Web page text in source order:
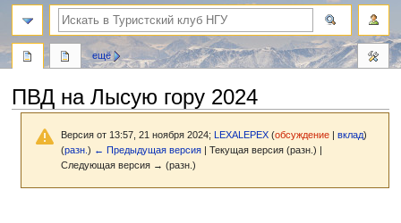
ПВД на Лысую гору 2024
Версия от 13:57, 21 ноября 2024;LEXALEPEX (обсуждение |вклад)
(разн.) ← Предыдущая версия | Текущая версия (разн.) |
Следующая версия → (разн.)
ещё
поиск